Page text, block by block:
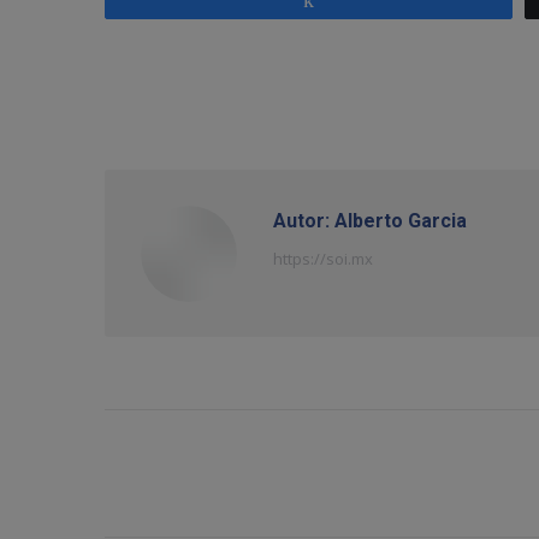
Autor: Alberto Garcia
https://soi.mx